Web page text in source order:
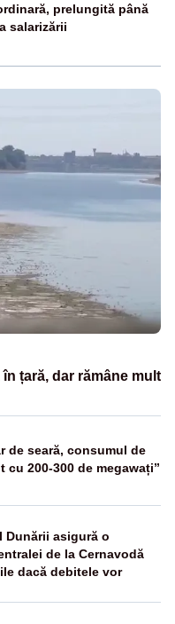
prelungită până
salarizării
țară, dar rămâne mult
de seară, consumul de
cu 200-300 de megawați”
Dunării asigură o
de la Cernavodă
dacă debitele vor